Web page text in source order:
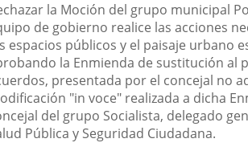
la Moción del grupo municipal
de gobierno realice las acciones
espacios públicos y el paisaje urbano
la Enmienda de sustitución al
presentada por el concejal no
"in voce" realizada a dicha
del grupo Socialista, delegado
Pública y Seguridad Ciudadana.